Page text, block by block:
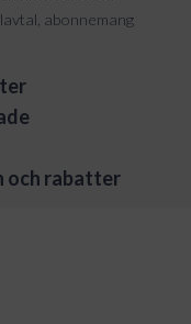
abonnemang
och rabatter